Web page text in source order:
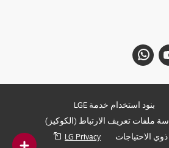
بنود استخدام خدمة LGE
ملفات تعريف الارتباط (الكوكيز)
الاحتياجات LG Privacy